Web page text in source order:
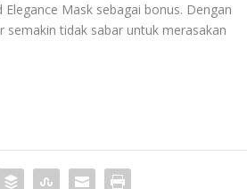
Mask sebagai bonus. Dengan
semakin tidak sabar untuk merasakan